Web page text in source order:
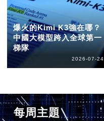
爆火的Kimi K3強在哪？
中國大模型跨入全球第一
梯隊
2026-07-24
每周主題